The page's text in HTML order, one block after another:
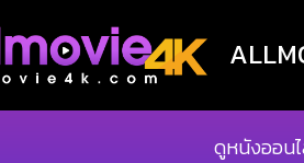
ดูหนังออน